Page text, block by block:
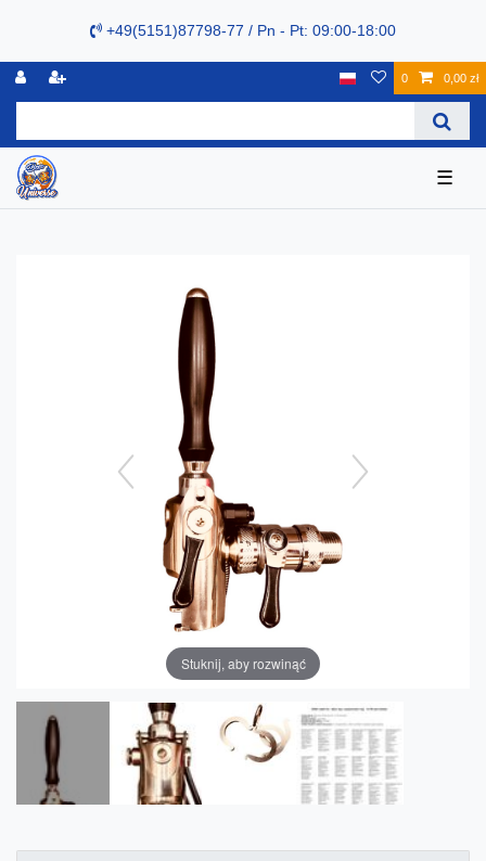
+49(5151)87798-77 / Pn - Pt: 09:00-18:00
0 0,00 zł
☰
Stuknij, aby rozwinąć